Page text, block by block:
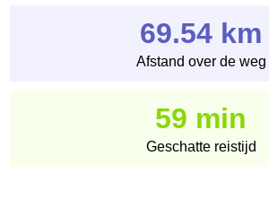
69.54 km
Afstand over de weg
59 min
Geschatte reistijd